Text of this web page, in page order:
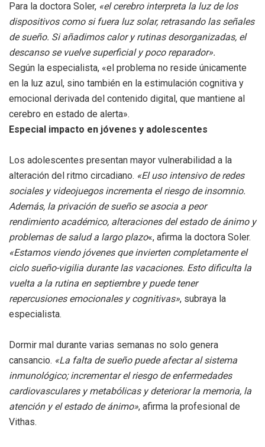
Para la doctora Soler, «el cerebro interpreta la luz de los
dispositivos como si fuera luz solar, retrasando las señales
de sueño. Si añadimos calor y rutinas desorganizadas, el
descanso se vuelve superficial y poco reparador».
Según la especialista, «el problema no reside únicamente
en la luz azul, sino también en la estimulación cognitiva y
emocional derivada del contenido digital, que mantiene al
cerebro en estado de alerta».
Especial impacto en jóvenes y adolescentes
Los adolescentes presentan mayor vulnerabilidad a la
alteración del ritmo circadiano. «El uso intensivo de redes
sociales y videojuegos incrementa el riesgo de insomnio.
Además, la privación de sueño se asocia a peor
rendimiento académico, alteraciones del estado de ánimo y
problemas de salud a largo plazo«, afirma la doctora Soler.
«Estamos viendo jóvenes que invierten completamente el
ciclo sueño-vigilia durante las vacaciones. Esto dificulta la
vuelta a la rutina en septiembre y puede tener
repercusiones emocionales y cognitivas», subraya la
especialista.
Dormir mal durante varias semanas no solo genera
cansancio. «La falta de sueño puede afectar al sistema
inmunológico; incrementar el riesgo de enfermedades
cardiovasculares y metabólicas y deteriorar la memoria, la
atención y el estado de ánimo», afirma la profesional de
Vithas.